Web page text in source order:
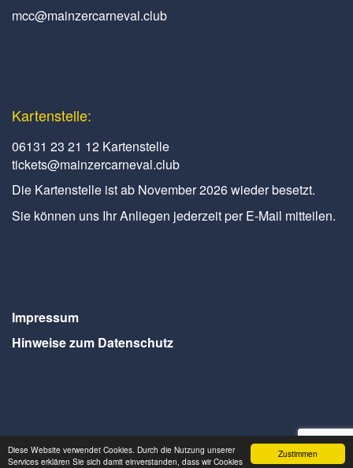
Zustimmen
Diese Website verwendet Cookies. Durch die Nutzung unserer
Services erklären Sie sich damit einverstanden, dass wir Cookies
mcc@mainzercarneval.club
Kartenstelle:
06131 23 21 12 Kartenstelle
tickets@mainzercarneval.club
Die Kartenstelle ist ab November 2026 wieder besetzt.
Sie können uns Ihr Anliegen jederzeit per E-Mail mitteilen.
Impressum
Hinweise zum Datenschutz